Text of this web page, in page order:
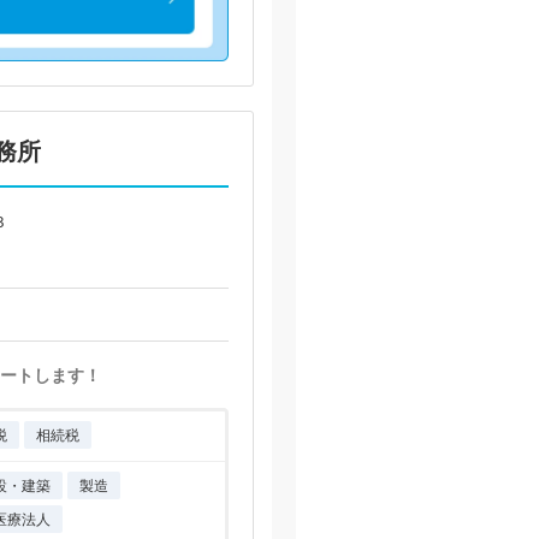
所
トします！
相続税
・建築
製造
療法人